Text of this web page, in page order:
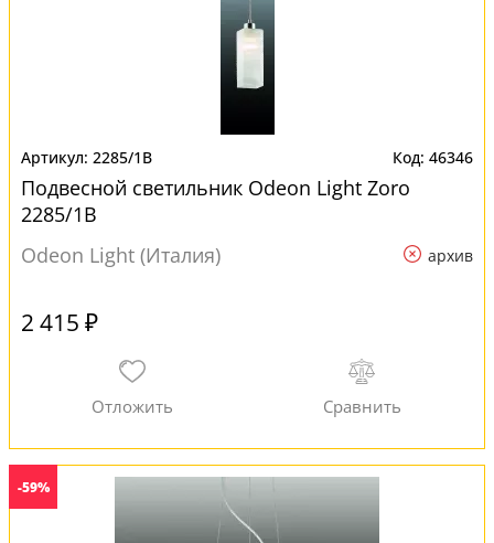
2285/1B 46346
Подвесной светильник Odeon Light Zoro
2285/1B
Odeon Light (Италия)
архив
2 415 ₽
-59%